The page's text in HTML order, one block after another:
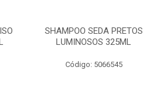
SHAMPOO SEDA PRETOS
LUMINOSOS 325ML
Código: 5066545